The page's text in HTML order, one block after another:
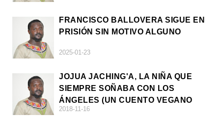
FRANCISCO BALLOVERA SIGUE EN
PRISIÓN SIN MOTIVO ALGUNO
2025-01-23
JOJUA JACHING'A, LA NIÑA QUE
SIEMPRE SOÑABA CON LOS
ÁNGELES (UN CUENTO VEGANO
AFRICANO)
2018-11-16